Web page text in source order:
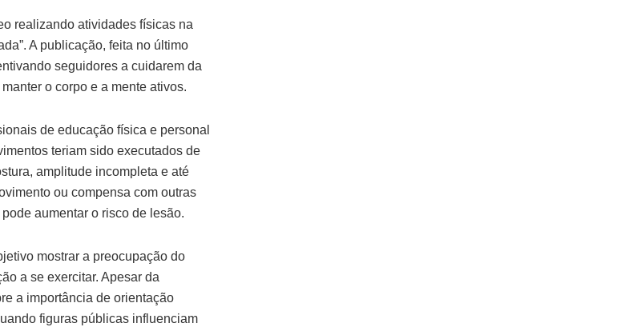
realizando atividades físicas na
A publicação, feita no último
seguidores a cuidarem da
o corpo e a mente ativos.
de educação física e personal
teriam sido executados de
amplitude incompleta e até
ou compensa com outras
aumentar o risco de lesão.
mostrar a preocupação do
a se exercitar. Apesar da
a importância de orientação
figuras públicas influenciam